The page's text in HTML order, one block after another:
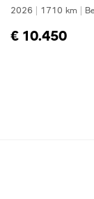
2026 | 1710 km |
€ 10.450